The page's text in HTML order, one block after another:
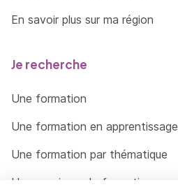
En savoir plus sur ma région
Je recherche
Une formation
Une formation en apprentissage
Une formation par thématique